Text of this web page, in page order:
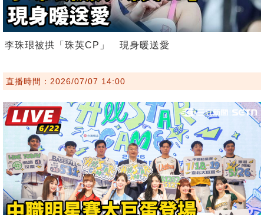
李珠珢被拱「珠英CP」 現身暖送愛
直播時間：2026/07/07 14:00